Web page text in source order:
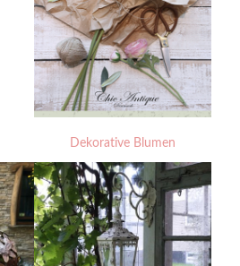
Dekorative Blumen